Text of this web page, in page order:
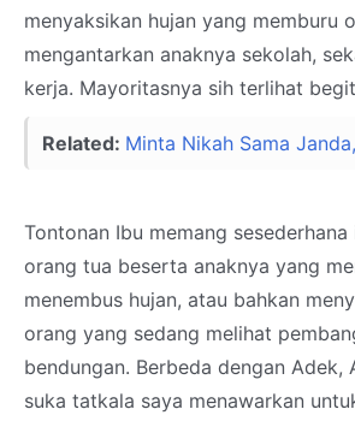
menyaksikan hujan yang memburu
mengantarkan anaknya sekolah,
kerja. Mayoritasnya sih terlihat
Related: Minta Nikah Sama
Tontonan Ibu memang
orang tua beserta anaknya yang
menembus hujan, atau bahkan
orang yang sedang melihat
bendungan. Berbeda dengan
suka tatkala saya menawarkan